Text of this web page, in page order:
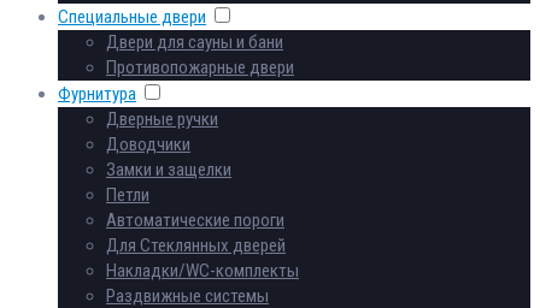
Специальные двери
Двери для сауны и бани
Противопожарные двери
Фурнитура
Дверные ручки
Доводчики
Замки и защелки
Петли
Автоматические пороги
Для Стеклянных дверей
Накладки/WC-комплекты
Раздвижные системы